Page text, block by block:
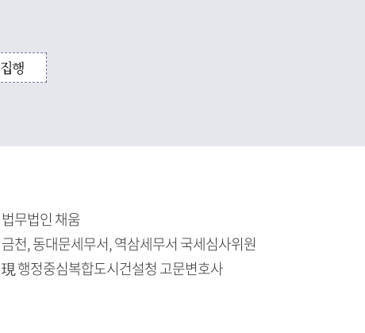
집행
법무법인 채움
금천, 동대문세무서, 역삼세무서 국세심사위원
現 행정중심복합도시건설청 고문변호사